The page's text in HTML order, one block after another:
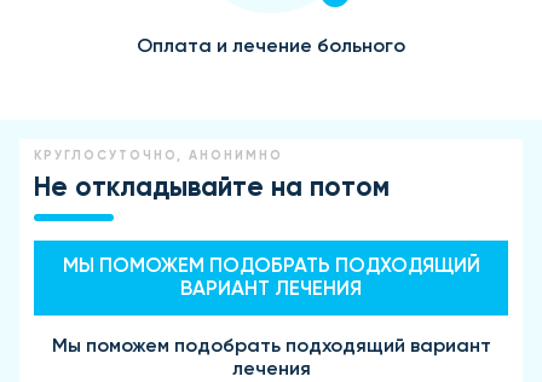
Оплата и лечение больного
КРУГЛОСУТОЧНО, АНОНИМНО
Не откладывайте на потом
МЫ ПОМОЖЕМ ПОДОБРАТЬ ПОДХОДЯЩИЙ
ВАРИАНТ ЛЕЧЕНИЯ
Мы поможем подобрать подходящий вариант
лечения